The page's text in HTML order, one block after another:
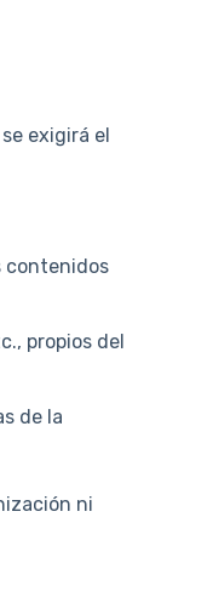
exigirá el
contenidos
propios del
de la
ni